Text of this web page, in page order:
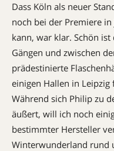
Dass Köln als neuer
noch bei der Premiere
kann, war klar. Schön
Gängen und zwischen
prädestinierte
einigen Hallen in Leipzig
Während sich Philip zu
äußert, will ich noch
bestimmter Hersteller
Winterwunderland rund